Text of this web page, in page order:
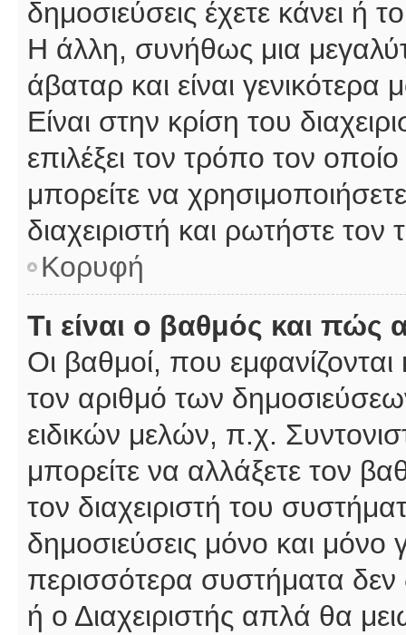
δημοσιεύσεις έχετε κάνει
Η άλλη, συνήθως μια
άβαταρ και είναι
Είναι στην κρίση του
επιλέξει τον τρόπο τον
μπορείτε να
διαχειριστή και ρωτήστε τον
Κορυφή
Τι είναι ο βαθμός και
Οι βαθμοί, που
τον αριθμό των
ειδικών μελών, π.χ.
μπορείτε να αλλάξετε τον
τον διαχειριστή του
δημοσιεύσεις μόνο και
περισσότερα συστήματα δεν
ή ο Διαχειριστής απλά θα